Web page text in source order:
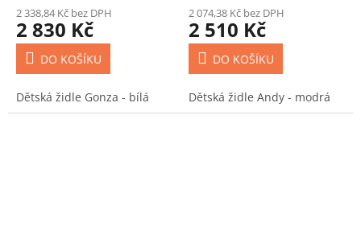
2 338,84 Kč bez DPH
2 830 Kč
DO KOŠÍKU
Dětská židle Gonza - bílá
2 074,38 Kč bez DPH
2 510 Kč
DO KOŠÍKU
Dětská židle Andy - modrá